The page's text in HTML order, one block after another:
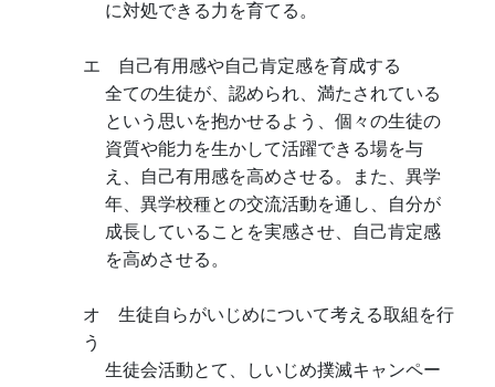
に対処できる力を育てる。
エ 自己有用感や自己肯定感を育成する
全ての生徒が、認められ、満たされている
という思いを抱かせるよう、個々の生徒の
資質や能力を生かして活躍できる場を与
え、自己有用感を高めさせる。また、異学
年、異学校種との交流活動を通し、自分が
成長していることを実感させ、自己肯定感
を高めさせる。
オ 生徒自らがいじめについて考える取組を行
う
生徒会活動とて、しいじめ撲滅キャンペー